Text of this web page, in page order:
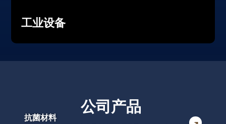
工业设备
公司产品​
抗菌材料